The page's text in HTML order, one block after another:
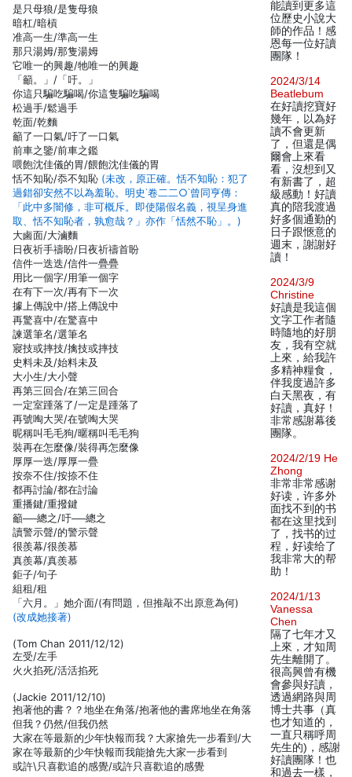
是只母狼/是隻母狼
暗杠/暗槓
准高一生/準高一生
那只湯姆/那隻湯姆
它唯一的興趣/牠唯一的興趣
「籲。」/「吁。」
你這只騙吃騙喝/你這隻騙吃騙喝
松過手/鬆過手
乾面/乾麵
籲了一口氣/吁了一口氣
前車之鑒/前車之鑑
喂飽沈佳儀的胃/餵飽沈佳儀的胃
恬不知恥/忝不知恥 (未改，原正確。恬不知恥：犯了
過錯卻安然不以為羞恥。明史˙卷二二○˙曾同亨傳：
「此中多闇修，非可概斥。即使陽假名義，視呈身進
取、恬不知恥者，孰愈哉？」亦作「恬然不恥」。)
大鹵面/大滷麵
日夜祈手禱盼/日夜祈禱首盼
信件一迭迭/信件一疊疊
用比一個字/用筆一個字
在有下一次/再有下一次
據上傳說中/搭上傳說中
再驚喜中/在驚喜中
諫選筆名/選筆名
寢技或摔技/擒技或摔技
史料未及/始料未及
大小生/大小聲
再第三回合/在第三回合
一定室踵落了/一定是踵落了
再號啕大哭/在號啕大哭
昵稱叫毛毛狗/暱稱叫毛毛狗
裝再在怎麼像/裝得再怎麼像
厚厚一迭/厚厚一疊
按奈不住/按捺不住
都再討論/都在討論
重播鍵/重撥鍵
籲──總之/吁──總之
讀警示聲/的警示聲
很羨幕/很羨慕
真羨幕/真羨慕
鉅子/句子
組租/租
「六月。」她介面/(有問題，但推敲不出原意為何)
(改成她接著)
(Tom Chan 2011/12/12)
左受/左手
火火掐死/活活掐死
(Jackie 2011/12/10)
抱著他的書？？地坐在角落/抱著他的書席地坐在角落
但我？仍然/但我仍然
大家在等最新的少年快報而我？大家搶先一步看到/大
家在等最新的少年快報而我能搶先大家一步看到
或許\只喜歡追的感覺/或許只喜歡追的感覺
能讀到更多這
位歷史小說大
師的作品！感
恩每一位好讀
團隊！
2024/3/14
Beatlebum
在好讀挖寶好
幾年，以為好
讀不會更新
了，但還是偶
爾會上來看
看，沒想到又
有新書了，超
級感動！好讀
真的陪我渡過
好多個通勤的
日子跟愜意的
週末，謝謝好
讀！
2024/3/9
Christine
好讀是我這個
文字工作者隨
時隨地的好朋
友，我有空就
上來，給我許
多精神糧食，
伴我度過許多
白天黑夜，有
好讀，真好！
非常感謝幕後
團隊。
2024/2/19 He
Zhong
非常非常感谢
好读，许多外
面找不到的书
都在这里找到
了，找书的过
程，好读给了
我非常大的帮
助！
2024/1/13
Vanessa
Chen
隔了七年才又
上來，才知周
先生離開了。
很高興曾有機
會參與好讀，
透過網路與周
博士共事（真
也才知道的，
一直只稱呼周
先生的)，感謝
好讀團隊！也
和過去一樣，